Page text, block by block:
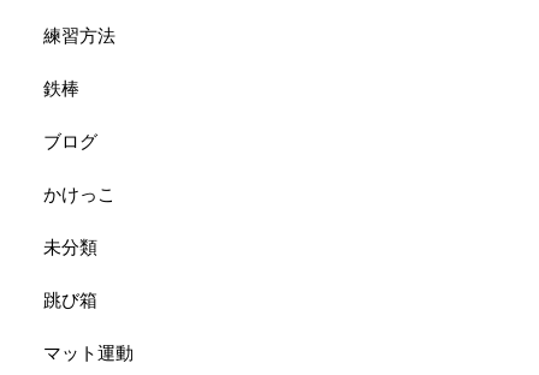
練習方法
鉄棒
ブログ
かけっこ
未分類
跳び箱
マット運動